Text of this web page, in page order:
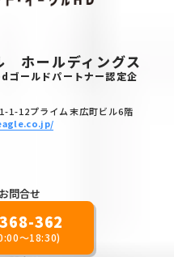
ホールディングス
ゴールドパートナー認定企
1-12プライム末広町ビル6階
問合せ
362
～18:30)